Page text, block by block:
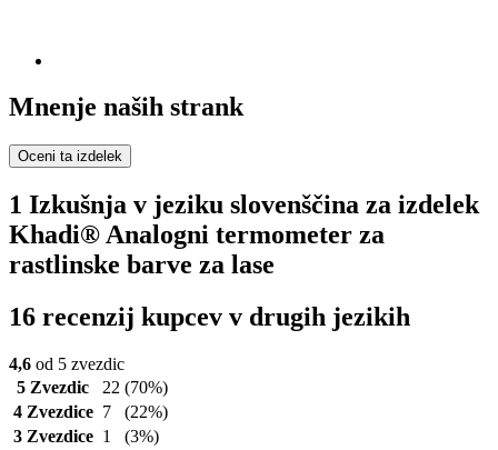
Mnenje naših strank
Oceni ta izdelek
1 Izkušnja v jeziku slovenščina za izdelek
Khadi® Analogni termometer za
rastlinske barve za lase
16 recenzij kupcev v drugih jezikih
4,6 od 5 zvezdic
5 Zvezdic
22 (70%)
4 Zvezdice 7
(22%)
3 Zvezdice 1
(3%)